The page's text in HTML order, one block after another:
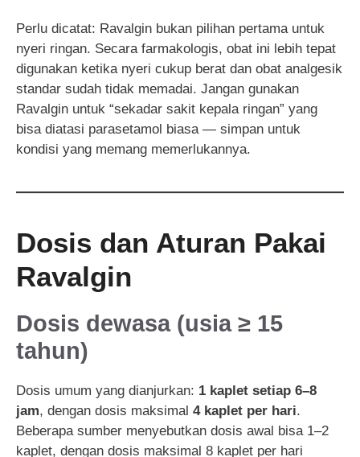
Perlu dicatat: Ravalgin bukan pilihan pertama untuk
nyeri ringan. Secara farmakologis, obat ini lebih tepat
digunakan ketika nyeri cukup berat dan obat analgesik
standar sudah tidak memadai. Jangan gunakan
Ravalgin untuk “sekadar sakit kepala ringan” yang
bisa diatasi parasetamol biasa — simpan untuk
kondisi yang memang memerlukannya.
Dosis dan Aturan Pakai
Ravalgin
Dosis dewasa (usia ≥ 15
tahun)
Dosis umum yang dianjurkan: 1 kaplet setiap 6–8
jam, dengan dosis maksimal 4 kaplet per hari.
Beberapa sumber menyebutkan dosis awal bisa 1–2
kaplet, dengan dosis maksimal 8 kaplet per hari